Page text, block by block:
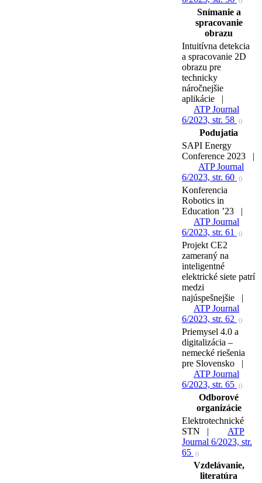
Snímanie a
spracovanie
obrazu
Intuitívna detekcia
a spracovanie 2D
obrazu pre
technicky
náročnejšie
aplikácie |
ATP Journal
6/2023, str. 58
()
Podujatia
SAPI Energy
Conference 2023 |
ATP Journal
6/2023, str. 60
()
Konferencia
Robotics in
Education ’23 |
ATP Journal
6/2023, str. 61
()
Projekt CE2
zameraný na
inteligentné
elektrické siete patrí
medzi
najúspešnejšie |
ATP Journal
6/2023, str. 62
()
Priemysel 4.0 a
digitalizácia –
nemecké riešenia
pre Slovensko |
ATP Journal
6/2023, str. 65
()
Odborové
organizácie
Elektrotechnické
STN |
ATP
Journal 6/2023, str.
65
()
Vzdelávanie,
literatúra